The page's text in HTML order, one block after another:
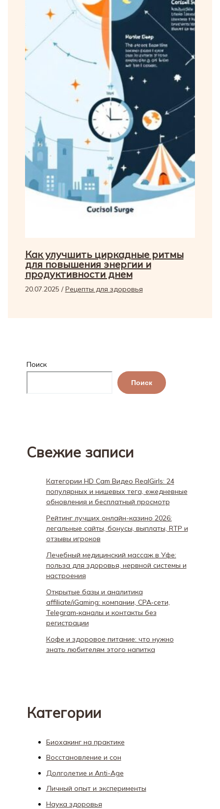
Как улучшить циркадные ритмы
для повышения энергии и
продуктивности днем
20.07.2025 /Рецепты для здоровья
Поиск
Поиск
Свежие записи
Категории HD Cam Видео RealGirls: 24
популярных и нишевых тега, ежедневные
обновления и бесплатный просмотр
Рейтинг лучших онлайн-казино 2026:
легальные сайты, бонусы, выплаты, RTP и
отзывы игроков
Лечебный медицинский массаж в Уфе:
польза для здоровья, нервной системы и
настроения
Открытые базы и аналитика
affiliate/iGaming: компании, CPA‑сети,
Telegram‑каналы и контакты без
регистрации
Кофе и здоровое питание: что нужно
знать любителям этого напитка
Категории
Биохакинг на практике
Восстановление и сон
Долголетие и Anti-Age
Личный опыт и эксперименты
Наука здоровья